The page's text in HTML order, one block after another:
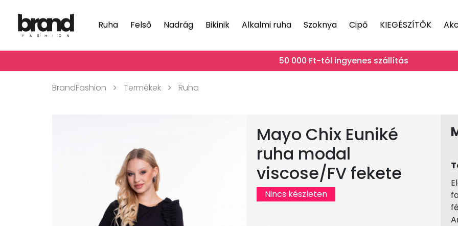
Ruha Felső Nadrág Bikinik Alkalmi ruha Szoknya Cipő KIEGÉSZÍTŐK
50 000 Ft-tól ingyenes szállítás
BrandFashion Termékek Ruha
Mayo Chix Euniké
ruha modal
viscose/FV fekete
Nincs készleten